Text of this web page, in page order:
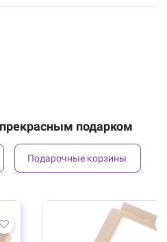
подарком
Подарочные корзины